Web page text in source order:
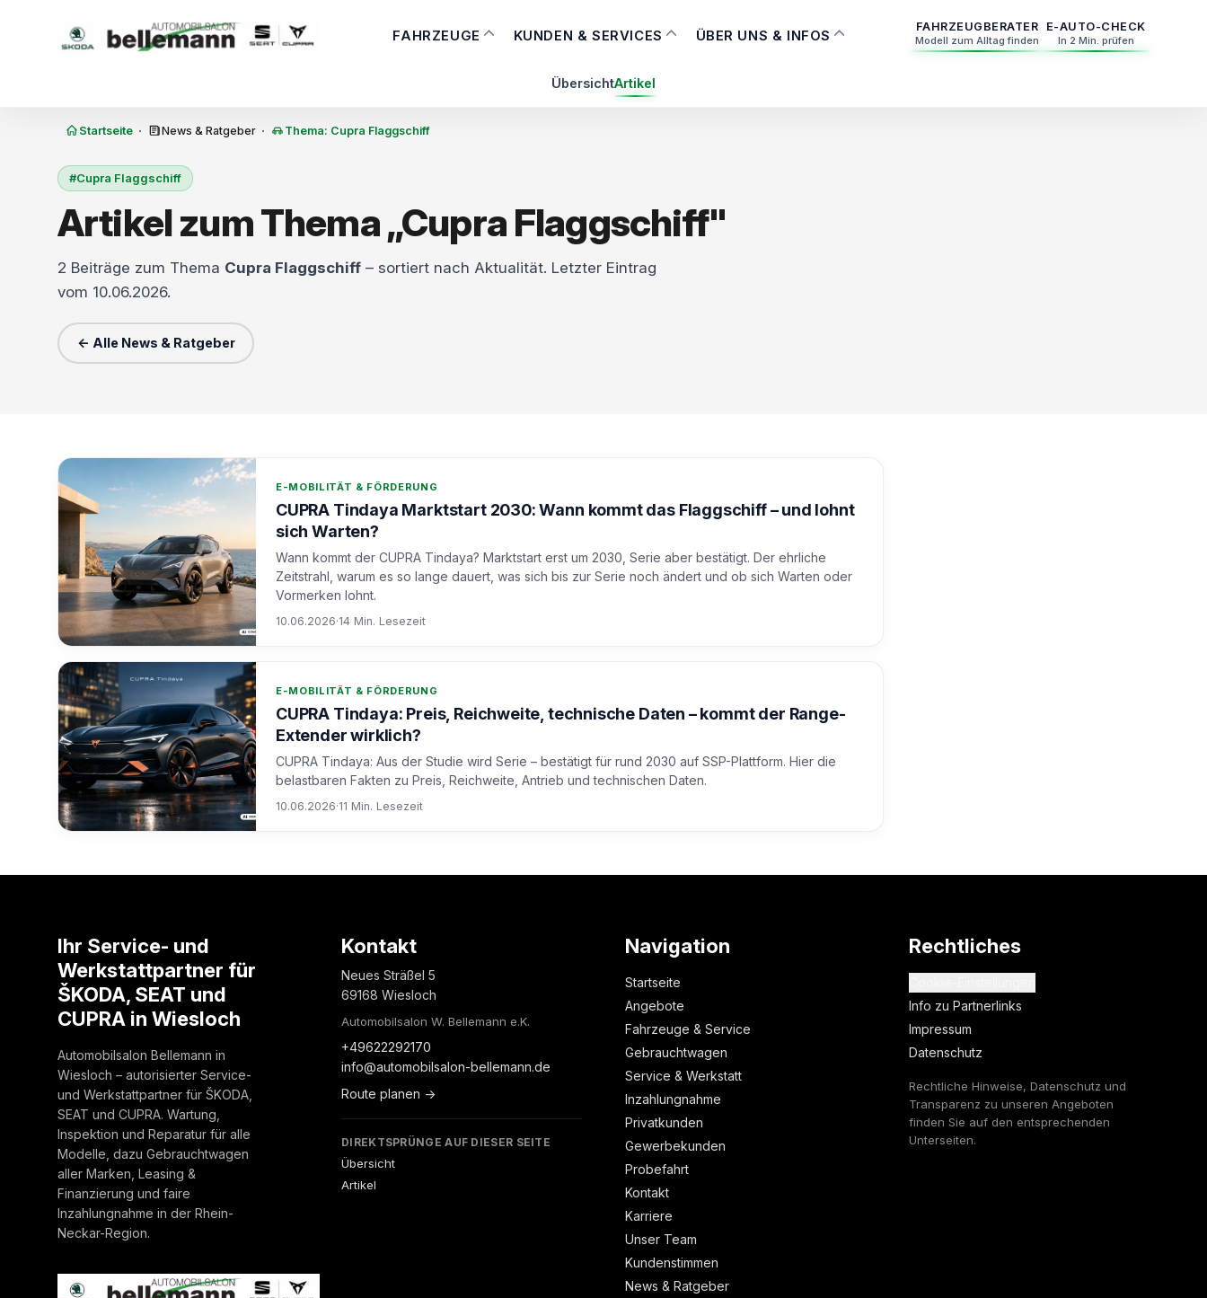
FAHRZEUGE KUNDEN & SERVICES ÜBER UNS & INFOS
FAHRZEUGBERATER
Modell zum Alltag finden
E-AUTO-CHECK
In 2 Min. prüfen
ÜbersichtArtikel
Startseite · News & Ratgeber · Thema: Cupra Flaggschiff
#Cupra Flaggschiff
Artikel zum Thema „Cupra Flaggschiff"
2 Beiträge zum Thema Cupra Flaggschiff – sortiert nach Aktualität. Letzter Eintrag
vom 10.06.2026.
← Alle News & Ratgeber
E-MOBILITÄT & FÖRDERUNG
CUPRA Tindaya Marktstart 2030: Wann kommt das Flaggschiff – und lohnt
sich Warten?
Wann kommt der CUPRA Tindaya? Marktstart erst um 2030, Serie aber bestätigt. Der ehrliche
Zeitstrahl, warum es so lange dauert, was sich bis zur Serie noch ändert und ob sich Warten oder
Vormerken lohnt.
10.06.2026·14 Min. Lesezeit
E-MOBILITÄT & FÖRDERUNG
CUPRA Tindaya: Preis, Reichweite, technische Daten – kommt der Range-
Extender wirklich?
CUPRA Tindaya: Aus der Studie wird Serie – bestätigt für rund 2030 auf SSP-Plattform. Hier die
belastbaren Fakten zu Preis, Reichweite, Antrieb und technischen Daten.
10.06.2026·11 Min. Lesezeit
Ihr Service- und
Werkstattpartner für
ŠKODA, SEAT und
CUPRA in Wiesloch
Automobilsalon Bellemann in
Wiesloch – autorisierter Service-
und Werkstattpartner für ŠKODA,
SEAT und CUPRA. Wartung,
Inspektion und Reparatur für alle
Modelle, dazu Gebrauchtwagen
aller Marken, Leasing &
Finanzierung und faire
Inzahlungnahme in der Rhein-
Neckar-Region.
Kontakt
Neues Sträßel 5
69168 Wiesloch
Automobilsalon W. Bellemann e.K.
+49622292170
info@automobilsalon-bellemann.de
Route planen →
DIREKTSPRÜNGE AUF DIESER SEITE
Übersicht
Artikel
Navigation
Startseite
Angebote
Fahrzeuge & Service
Gebrauchtwagen
Service & Werkstatt
Inzahlungnahme
Privatkunden
Gewerbekunden
Probefahrt
Kontakt
Karriere
Unser Team
Kundenstimmen
News & Ratgeber
Rechtliches
Info zu Partnerlinks
Impressum
Datenschutz
Rechtliche Hinweise, Datenschutz und
Transparenz zu unseren Angeboten
finden Sie auf den entsprechenden
Unterseiten.